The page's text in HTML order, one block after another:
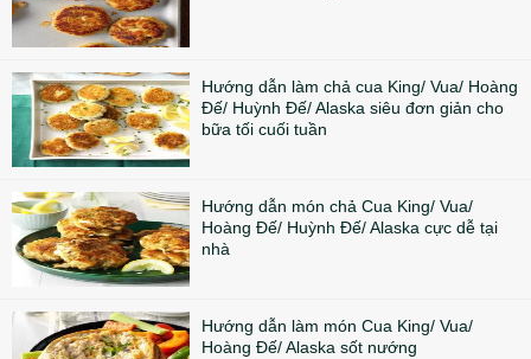
Hướng dẫn làm chả cua King/ Vua/ Hoàng
Đế/ Huỳnh Đế/ Alaska siêu đơn giản cho
bữa tối cuối tuần
Hướng dẫn món chả Cua King/ Vua/
Hoàng Đế/ Huỳnh Đế/ Alaska cực dễ tại
nhà
Hướng dẫn làm món Cua King/ Vua/
Hoàng Đế/ Alaska sốt nướng